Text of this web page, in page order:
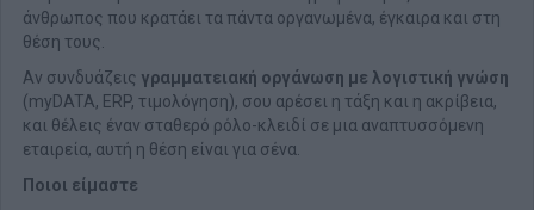
άνθρωπος που κρατάει τα πάντα οργανωμένα, έγκαιρα και στη
θέση τους.
Αν συνδυάζεις γραμματειακή οργάνωση με λογιστική γνώση
(myDATA, ERP, τιμολόγηση), σου αρέσει η τάξη και η ακρίβεια,
και θέλεις έναν σταθερό ρόλο-κλειδί σε μια αναπτυσσόμενη
εταιρεία, αυτή η θέση είναι για σένα.
Ποιοι είμαστε